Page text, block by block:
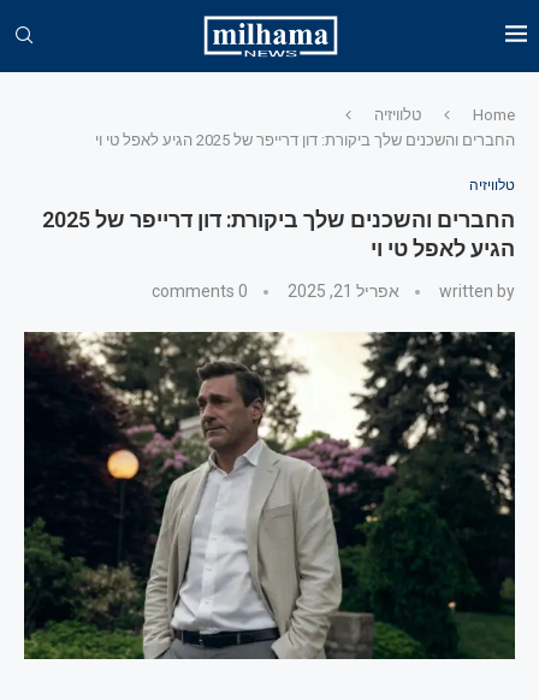
Home
טלוויזיה
החברים והשכנים שלך ביקורת: דון דרייפר של 2025 הגיע לאפל טי וי
טלוויזיה
החברים והשכנים שלך ביקורת: דון דרייפר של 2025
הגיע לאפל טי וי
written by אפריל 21, 2025 0 comments